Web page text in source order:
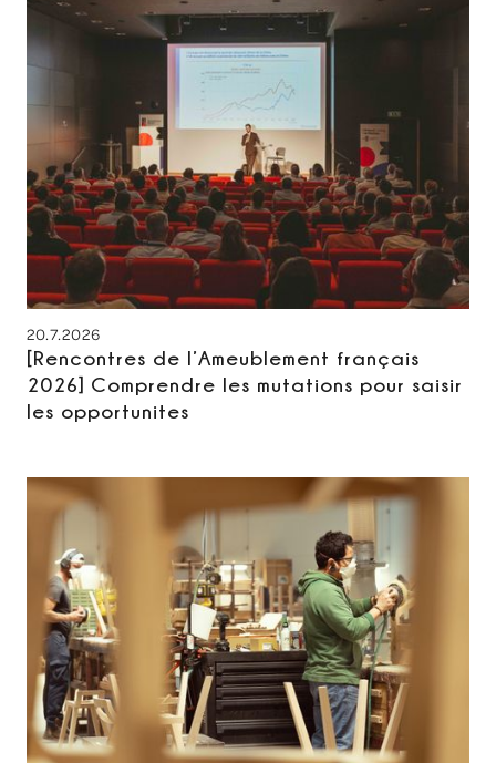
20.7.2026
[Rencontres de l’Ameublement français
2026] Comprendre les mutations pour saisir
les opportunites